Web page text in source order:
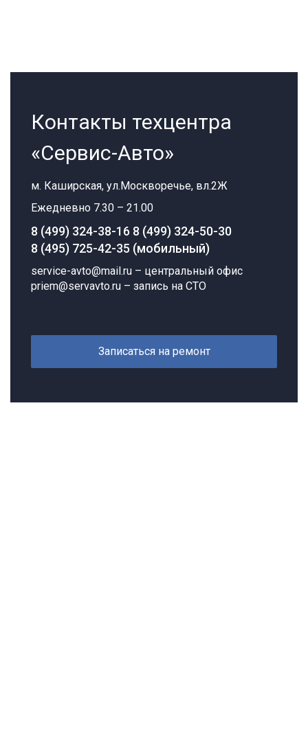
Контакты техцентра
«Сервис-Авто»
м. Каширская, ул.Москворечье, вл.2Ж
Ежедневно 7.30 – 21.00
8 (499) 324-38-16 8 (499) 324-50-30
8 (495) 725-42-35 (мобильный)
service-avto@mail.ru – центральный офис
priem@servavto.ru – запись на СТО
Записаться на ремонт